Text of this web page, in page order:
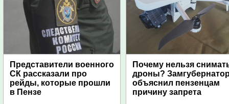
Представители военного
СК рассказали про
рейды, которые прошли
в Пензе
Почему нельзя
дроны?
объяснил пензенцам
причину запрета